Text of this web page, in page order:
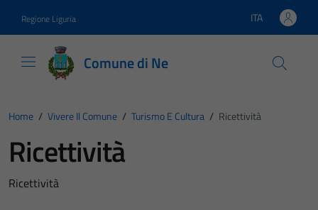
Regione Liguria Lingua attiva:
ITA
Comune di Ne
Home / Vivere Il Comune / Turismo E Cultura / Ricettività
Ricettività
Ricettività